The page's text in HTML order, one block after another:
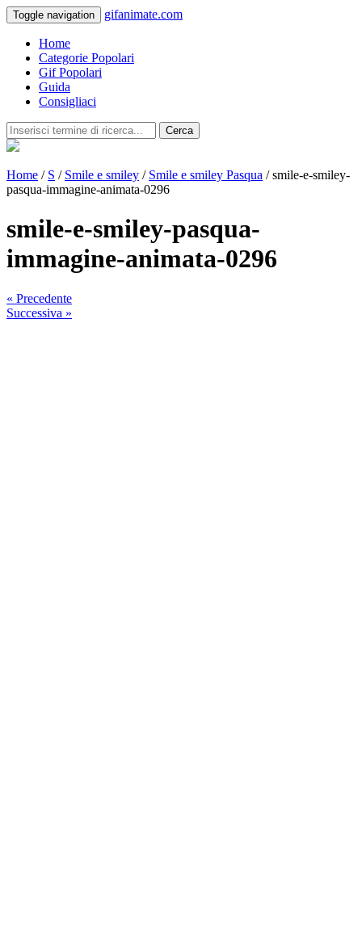
Toggle navigation gifanimate.com
Home
Categorie Popolari
Gif Popolari
Guida
Consigliaci
Cerca
Home / S / Smile e smiley / Smile e smiley Pasqua / smile-e-smiley-
pasqua-immagine-animata-0296
smile-e-smiley-pasqua-
immagine-animata-0296
« Precedente
Successiva »